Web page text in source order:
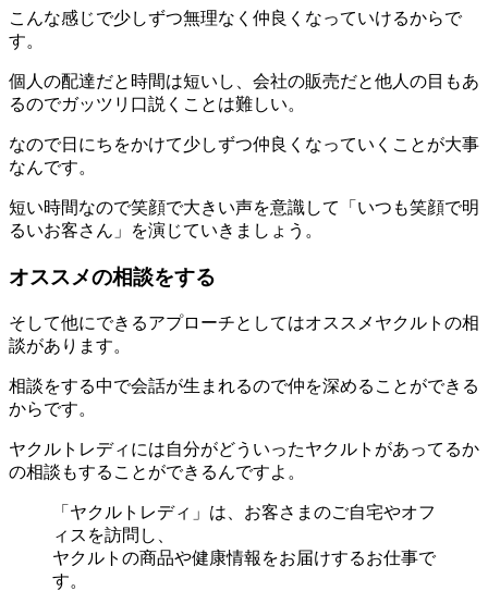
こんな感じで少しずつ無理なく仲良くなっていけるからで
す。
個人の配達だと時間は短いし、会社の販売だと他人の目もあ
るのでガッツリ口説くことは難しい。
なので日にちをかけて少しずつ仲良くなっていくことが大事
なんです。
短い時間なので笑顔で大きい声を意識して「いつも笑顔で明
るいお客さん」を演じていきましょう。
オススメの相談をする
そして他にできるアプローチとしてはオススメヤクルトの相
談があります。
相談をする中で会話が生まれるので仲を深めることができる
からです。
ヤクルトレディには自分がどういったヤクルトがあってるか
の相談もすることができるんですよ。
「ヤクルトレディ」は、お客さまのご自宅やオフ
ィスを訪問し、
ヤクルトの商品や健康情報をお届けするお仕事で
す。